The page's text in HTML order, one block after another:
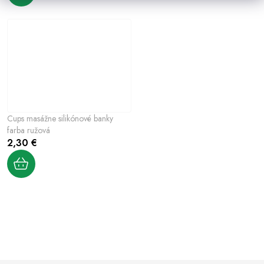
Cups masážne silikónové banky
farba ružová
2,30 €